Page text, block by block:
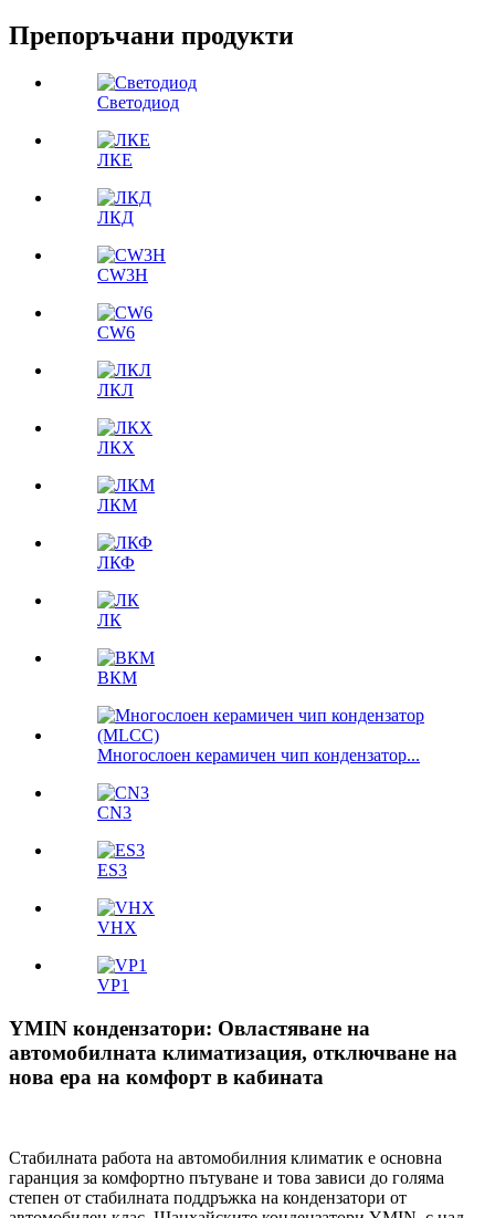
Препоръчани продукти
Светодиод
ЛКЕ
ЛКД
CW3H
CW6
ЛКЛ
ЛКX
ЛКМ
ЛКФ
ЛК
ВКМ
Многослоен керамичен чип кондензатор...
CN3
ES3
VHX
VP1
YMIN кондензатори: Овластяване на
автомобилната климатизация, отключване на
нова ера на комфорт в кабината
Стабилната работа на автомобилния климатик е основна
гаранция за комфортно пътуване и това зависи до голяма
степен от стабилната поддръжка на кондензатори от